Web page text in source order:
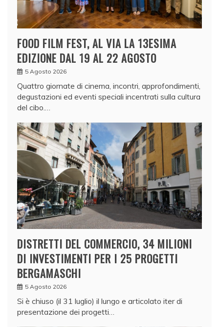
FOOD FILM FEST, AL VIA LA 13ESIMA
EDIZIONE DAL 19 AL 22 AGOSTO
5 Agosto 2026
Quattro giornate di cinema, incontri, approfondimenti,
degustazioni ed eventi speciali incentrati sulla cultura
del cibo.…
DISTRETTI DEL COMMERCIO, 34 MILIONI
DI INVESTIMENTI PER I 25 PROGETTI
BERGAMASCHI
5 Agosto 2026
Si è chiuso (il 31 luglio) il lungo e articolato iter di
presentazione dei progetti…